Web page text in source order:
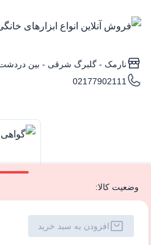
افزودن به سبد خرید
وضعیت کالا:
نارمک - گلبرگ شرقی - بین دردشت و
02177902111
آچاردستی